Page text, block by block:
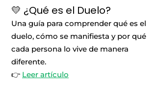
💛 ¿Qué es el Duelo?
Una guía para comprender qué es el
duelo, cómo se manifiesta y por qué
cada persona lo vive de manera
diferente.
👉 Leer artículo